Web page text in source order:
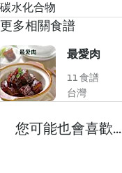
碳水化合物
更多相關食譜
最愛肉
11 食譜
台灣
您可能也會喜歡...